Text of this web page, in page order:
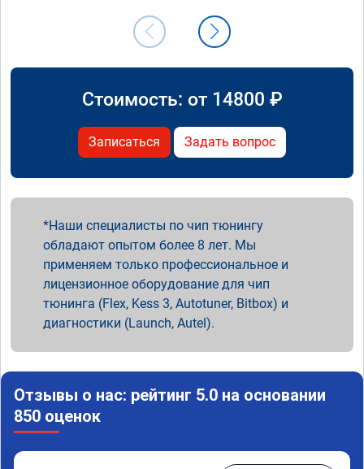
Стоимость: от 14800 ₽
Записаться Задать вопрос
Наши специалисты по чип тюнингу
обладают опытом более 8 лет. Мы
применяем только профессиональное и
лицензионное оборудование для чип
тюнинга (Flex, Kess 3, Autotuner, Bitbox) и
диагностики (Launch, Autel).
Отзывы о нас: рейтинг 5.0 на основании
850 оценок